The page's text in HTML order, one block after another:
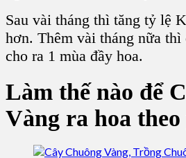
Sau vài tháng thì tăng tỷ lệ
hơn. Thêm vài tháng nữa thì
cho ra 1 mùa đầy hoa.
Làm thế nào để C
Vàng ra hoa